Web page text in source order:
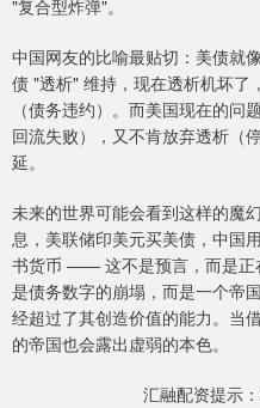
"复合型炸弹"。
中国网友的比喻最贴切：美债
债 "透析" 维持，现在透析机坏了
（债务违约）。而美国现在的
回流失败），又不肯放弃透析（
延。
未来的世界可能会看到这样的魔
息，美联储印美元买美债，中国
书货币 —— 这不是预言，而是正
是债务数字的崩塌，而是一个帝
经超过了其创造价值的能力。当
的帝国也会露出虚弱的本色。
汇融配资提示